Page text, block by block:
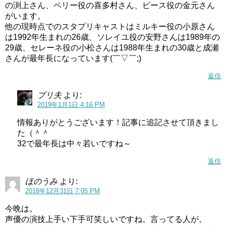
引用元：Twitter
うーん、おばさんぽいでしょうか？
綺麗な素顔に見えます。
すね。
また、年齢も30歳くらいなのではないか？との噂があり、
そこから来ているようです。
成瀬瑛美さんは、年齢は非公表なのではっきりしていませ
年齢が不明なので、実際におばさんなのか、すっぴんが老
け顔に見えてしまったのか、真実は不明ですね…
の渕上さん、ベリー役の喜多村さん、ピース役の金元さん
がいます。
他の現時点でのスタプリキャストはミルキー役の小原さん
は1992年生まれの26歳、ソレイユ役の安野さんは1989年の
29歳、セレーネ役の小松さんは1988年生まれの30歳と成瀬
さんが最年長になっています(￣▽￣;)
返信
プリ夫 より:
2019年1月1日 4:16 PM
情報ありがとうございます！記事に追記させて頂きまし
た（＾＾
32で最年長は中々若いですね～
返信
ほのうみ より:
2018年12月31日 7:05 PM
今晩は。
声優の演技上手い下手可笑しいですね。言ってる人が。